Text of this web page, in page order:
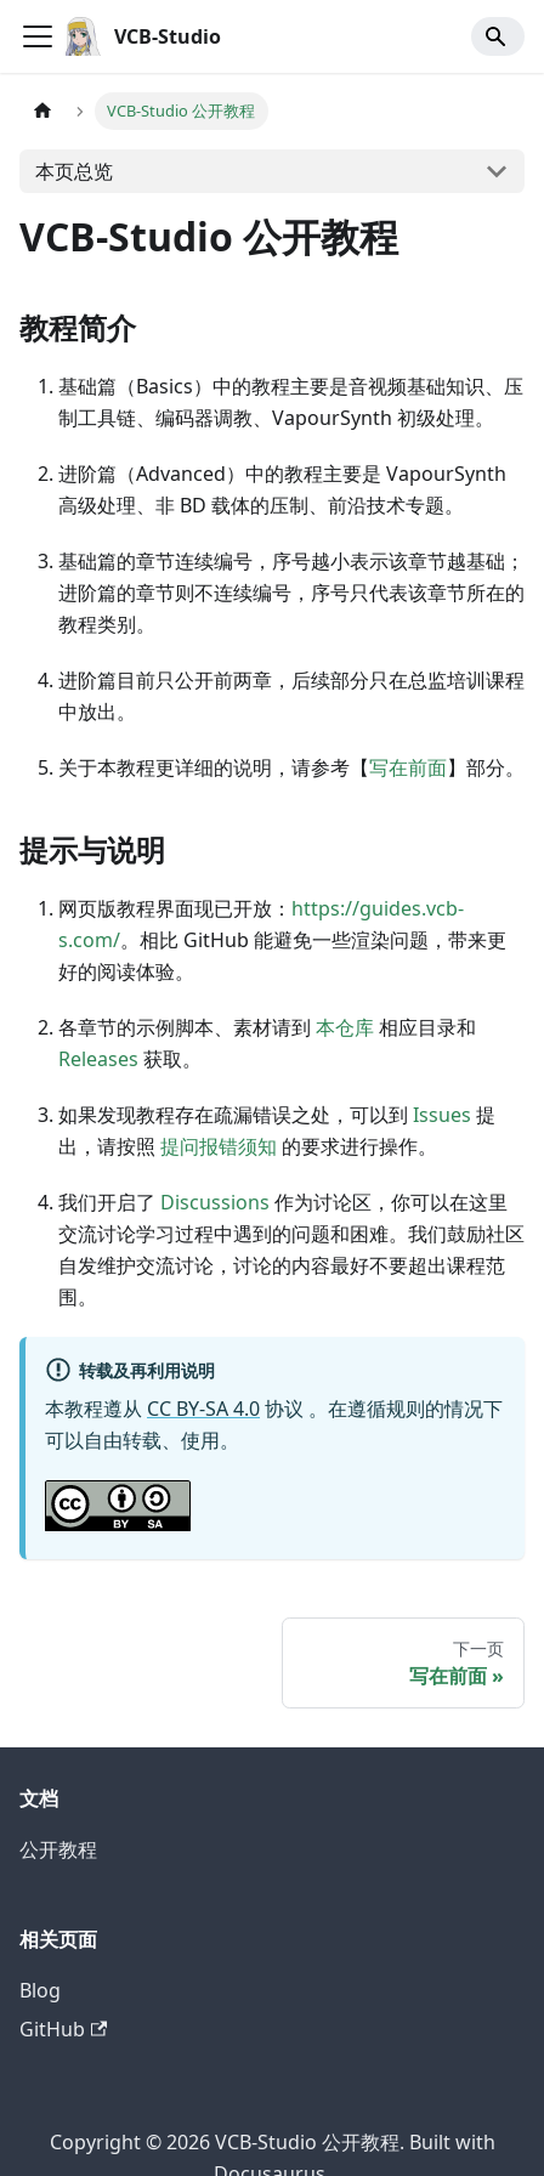
VCB-Studio
VCB-Studio 公开教程
本页总览
VCB-Studio 公开教程
教程简介
基础篇（Basics）中的教程主要是音视频基础知识、压
制工具链、编码器调教、VapourSynth 初级处理。
进阶篇（Advanced）中的教程主要是 VapourSynth
高级处理、非 BD 载体的压制、前沿技术专题。
基础篇的章节连续编号，序号越小表示该章节越基础；
进阶篇的章节则不连续编号，序号只代表该章节所在的
教程类别。
进阶篇目前只公开前两章，后续部分只在总监培训课程
中放出。
关于本教程更详细的说明，请参考【写在前面】部分。
提示与说明
网页版教程界面现已开放： https://guides.vcb-
s.com/。相比 GitHub 能避免一些渲染问题，带来更
好的阅读体验。
各章节的示例脚本、素材请到 本仓库相应目录和
Releases 获取。
如果发现教程存在疏漏错误之处，可以到 Issues 提
出，请按照 提问报错须知 的要求进行操作。
我们开启了 Discussions 作为讨论区，你可以在这里
交流讨论学习过程中遇到的问题和困难。我们鼓励社区
自发维护交流讨论，讨论的内容最好不要超出课程范
围。
转载及再利用说明
本教程遵从 CC BY-SA 4.0协议 。在遵循规则的情况下
可以自由转载、使用。
下一页
写在前面
文档
公开教程
相关页面
Blog
GitHub
Copyright © 2026 VCB-Studio 公开教程. Built with